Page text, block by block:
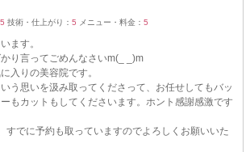
5 技術・仕上がり： 5 メニュー・料金： 5
ます。
り言ってごめんなさいm(_ _)m
入りの美容院です。
う思いを汲み取ってくださって、お任せしてもバッ
もカットもしてくださいます。ホント感謝感激です
すでに予約も取っていますのでよろしくお願いいた